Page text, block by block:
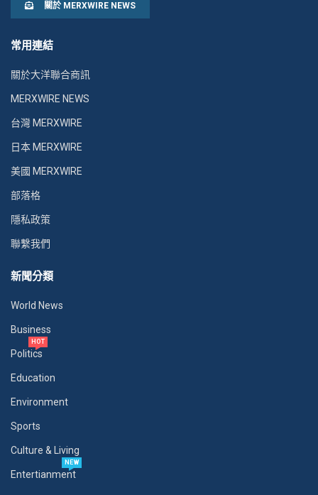
關於 MERXWIRE NEWS
常用連結
關於大洋聯合商訊
MERXWIRE NEWS
台灣 MERXWIRE
日本 MERXWIRE
美國 MERXWIRE
部落格
隱私政策
聯繫我們
新聞分類
World News
Business
Politics
HOT
Education
Environment
Sports
Culture & Living
Entertianment
NEW